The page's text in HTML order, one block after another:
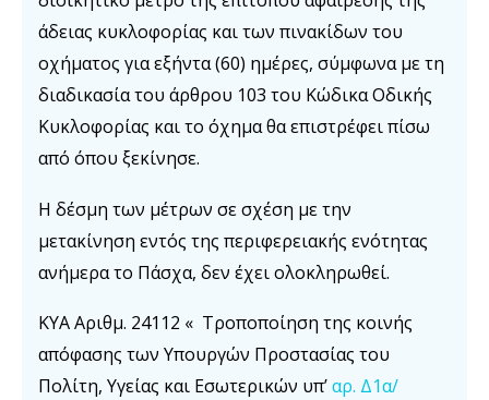
άδειας κυκλοφορίας και των πινακίδων του
οχήματος για εξήντα (60) ημέρες, σύμφωνα με τη
διαδικασία του άρθρου 103 του Κώδικα Οδικής
Κυκλοφορίας και το όχημα θα επιστρέφει πίσω
από όπου ξεκίνησε.
Η δέσμη των μέτρων σε σχέση με την
μετακίνηση εντός της περιφερειακής ενότητας
ανήμερα το Πάσχα, δεν έχει ολοκληρωθεί.
ΚΥΑ Αριθμ. 24112 « Τροποποίηση της κοινής
απόφασης των Υπουργών Προστασίας του
Πολίτη, Υγείας και Εσωτερικών υπ’αρ. Δ1α/